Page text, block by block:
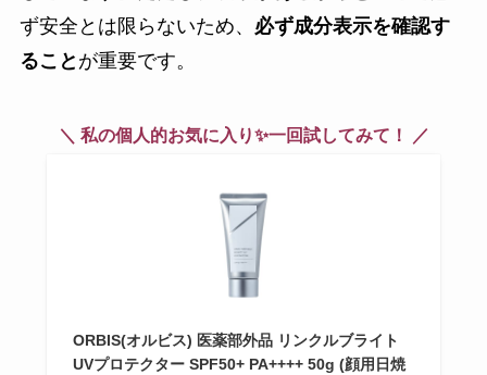
ず安全とは限らないため、 必ず成分表示を確認す
ること が重要です。
＼ 私の個人的お気に入り✨一回試してみて！ ／
ORBIS(オルビス) 医薬部外品 リンクルブライト
UVプロテクター SPF50+ PA++++ 50g (顔用日焼